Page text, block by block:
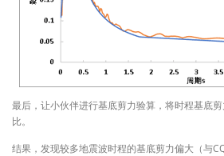
最后，让小伙伴进行基底剪力验算，将时程基底
比。
结果，发现较多地震波时程的基底剪力偏大（与